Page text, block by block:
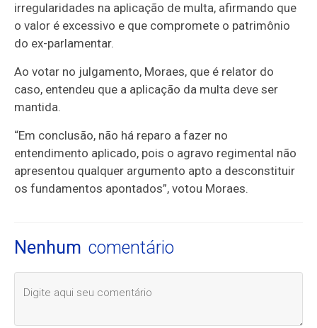
irregularidades na aplicação de multa, afirmando que
o valor é excessivo e que compromete o patrimônio
do ex-parlamentar.
Ao votar no julgamento, Moraes, que é relator do
caso, entendeu que a aplicação da multa deve ser
mantida.
“Em conclusão, não há reparo a fazer no
entendimento aplicado, pois o agravo regimental não
apresentou qualquer argumento apto a desconstituir
os fundamentos apontados”, votou Moraes.
Nenhum comentário